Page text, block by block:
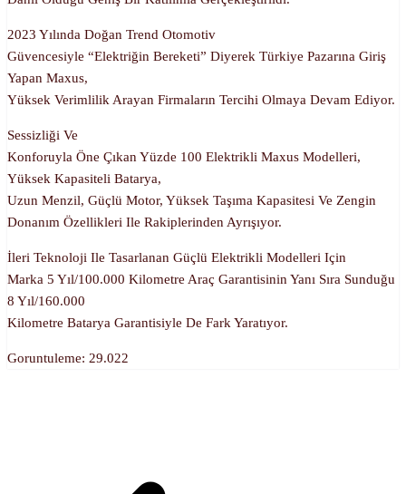
2023 Yılında Doğan Trend Otomotiv
Güvencesiyle “Elektriğin Bereketi” Diyerek Türkiye Pazarına Giriş
Yapan Maxus,
Yüksek Verimlilik Arayan Firmaların Tercihi Olmaya Devam Ediyor.
Sessizliği Ve
Konforuyla Öne Çıkan Yüzde 100 Elektrikli Maxus Modelleri,
Yüksek Kapasiteli Batarya,
Uzun Menzil, Güçlü Motor, Yüksek Taşıma Kapasitesi Ve Zengin
Donanım Özellikleri Ile Rakiplerinden Ayrışıyor.
İleri Teknoloji Ile Tasarlanan Güçlü Elektrikli Modelleri Için
Marka 5 Yıl/100.000 Kilometre Araç Garantisinin Yanı Sıra Sunduğu
8 Yıl/160.000
Kilometre Batarya Garantisiyle De Fark Yaratıyor.
Goruntuleme: 29.022